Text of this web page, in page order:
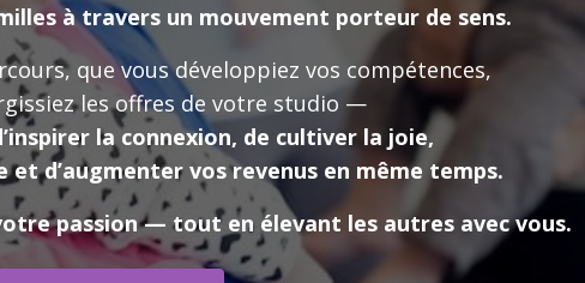
à travers un mouvement porteur de sens.
que vous développiez vos compétences,
les offres de votre studio —
la connexion, de cultiver la joie,
et d’augmenter vos revenus en même temps.
passion — tout en élevant les autres avec vous.